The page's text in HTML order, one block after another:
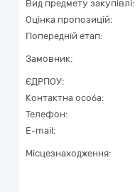
Вид предмету закупівлі:
Оцінка пропозицій:
Попередній етап:
Замовник:
ЄДРПОУ:
Контактна особа:
Телефон:
E-mail:
Місцезнаходження: